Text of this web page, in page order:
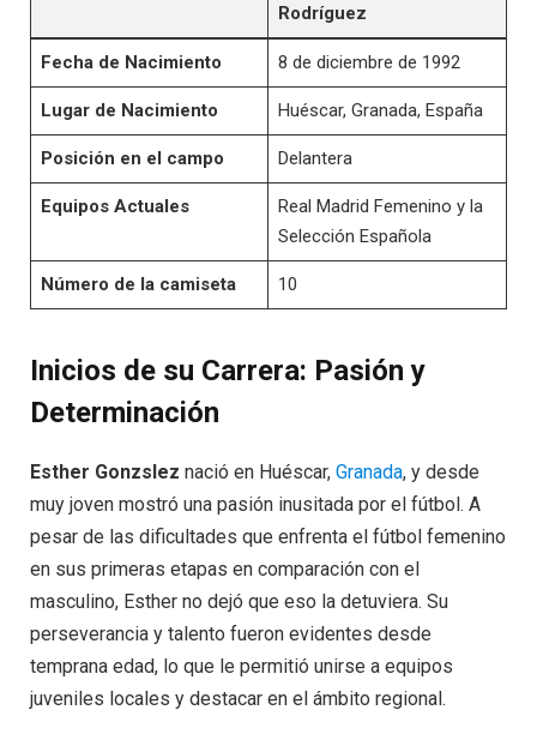
Rodríguez
Fecha de Nacimiento 8 de diciembre de 1992
Lugar de Nacimiento Huéscar, Granada, España
Posición en el campo Delantera
Equipos Actuales
Real Madrid Femenino y la
Selección Española
Número de la camiseta 10
Inicios de su Carrera: Pasión y
Determinación
Esther Gonzslez nació en Huéscar, Granada, y desde
muy joven mostró una pasión inusitada por el fútbol. A
pesar de las dificultades que enfrenta el fútbol femenino
en sus primeras etapas en comparación con el
masculino, Esther no dejó que eso la detuviera. Su
perseverancia y talento fueron evidentes desde
temprana edad, lo que le permitió unirse a equipos
juveniles locales y destacar en el ámbito regional.